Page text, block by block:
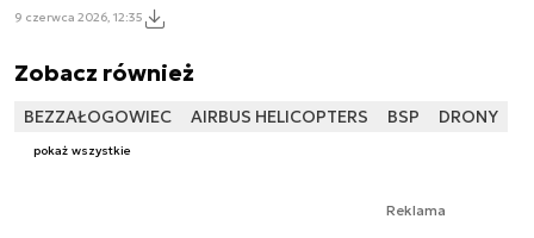
9 czerwca 2026, 12:35
Zobacz również
BEZZAŁOGOWIEC AIRBUS HELICOPTERS BSP DRONY
pokaż wszystkie
Reklama